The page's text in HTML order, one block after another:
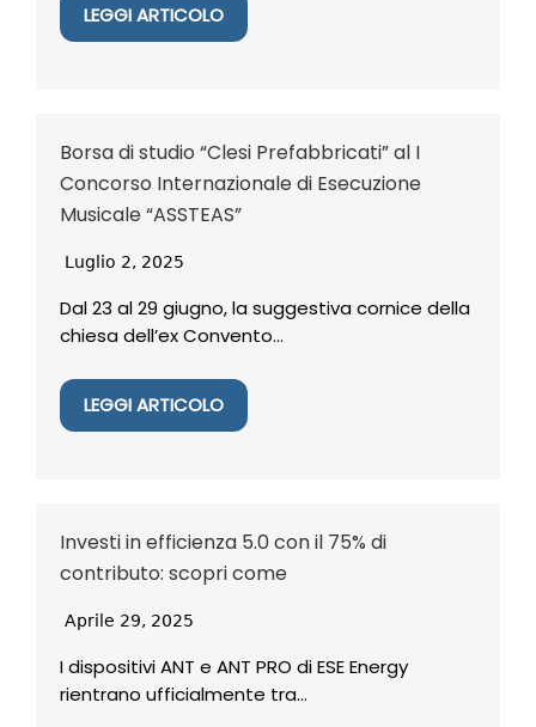
LEGGI ARTICOLO
Borsa di studio “Clesi Prefabbricati” al I
Concorso Internazionale di Esecuzione
Musicale “ASSTEAS”
Luglio 2, 2025
Dal 23 al 29 giugno, la suggestiva cornice della
chiesa dell’ex Convento...
LEGGI ARTICOLO
Investi in efficienza 5.0 con il 75% di
contributo: scopri come
Aprile 29, 2025
I dispositivi ANT e ANT PRO di ESE Energy
rientrano ufficialmente tra...